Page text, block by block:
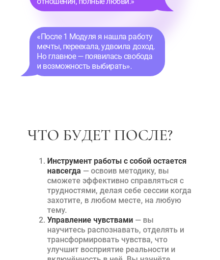
«После 1 Модуля я нашла работу
мечты, переехала, удвоила доход.
Но главное — появилась свобода
и возможность выбирать».
ЧТО БУДЕТ ПОСЛЕ?
Инструмент работы с собой остается
навсегда — освоив методику, вы
сможете эффективно справляться с
трудностями, делая себе сессии когда
захотите, в любом месте, на любую
тему.
Управление чувствами — вы
научитесь распознавать, отделять и
трансформировать чувства, что
улучшит восприятие реальности и